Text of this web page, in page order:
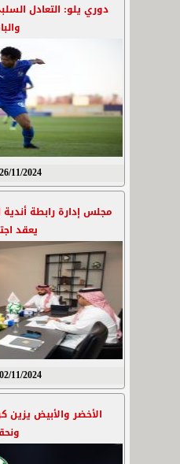
دوري يلو: التعادل
26/11/2024 - 9:21 م
مجلس إدارة رابطة أندية
يعقد
02/11/2024 - 9:16 م
الأخضر والأبيض يزين